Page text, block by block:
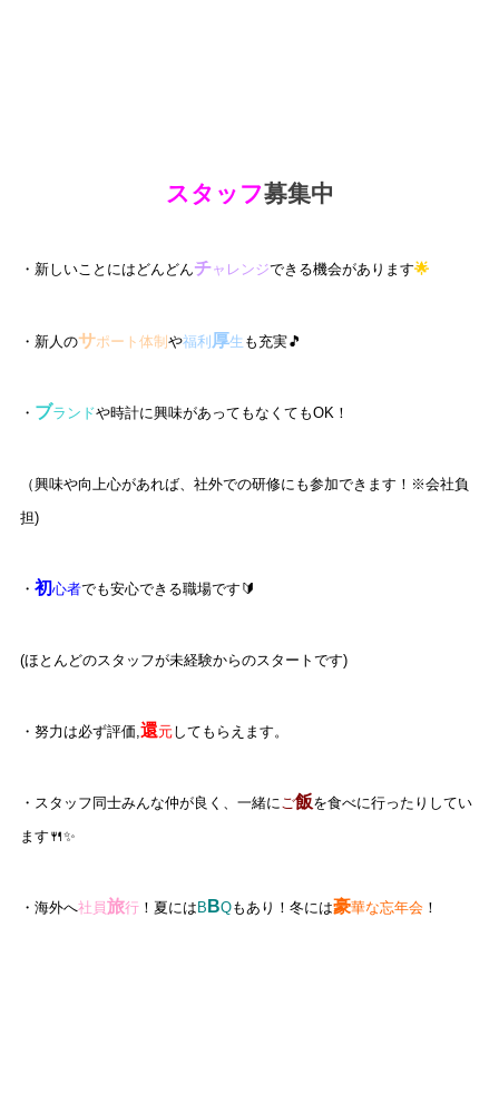
スタッフ募集中
・新しいことにはどんどんチャレンジできる機会があります🌟
・新人のサポート体制や福利 厚生 も充実🎵
・ ブランドや時計に興味があってもなくてもOK！
（興味や向上心があれば、社外での研修にも参加できます！※会社負
担)
・ 初心者でも安心できる職場です🔰
(ほとんどのスタッフが未経験からのスタートです)
・努力は必ず評価, 還元してもらえます。
・スタッフ同士みんな仲が良く、一緒に ご飯を食べに行ったりしてい
ます🍴✨
・海外へ社員旅行！夏には B BQもあり！冬には豪華な忘年会！